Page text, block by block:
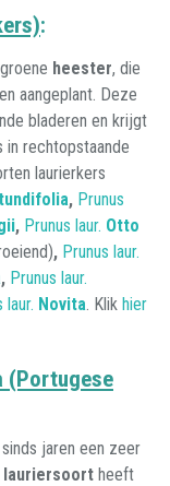
:
heester, die
aangeplant. Deze
bladeren en krijgt
rechtopstaande
laurierkers
, Prunus
, Prunus laur. Otto
, Prunus laur.
, Prunus laur.
laur. Novita. Klik hier
(Portugese
jaren een zeer
lauriersoort heeft